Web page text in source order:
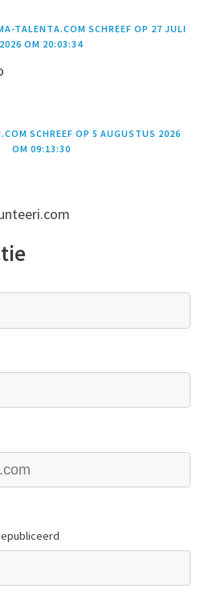
TALENTA.COM SCHREEF OP 27 JULI
2026 OM 20:03:34
SCHREEF OP 5 AUGUSTUS 2026
OM 09:13:30